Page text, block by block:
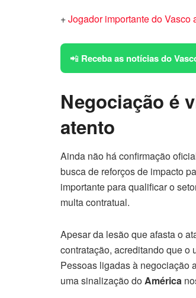
+Jogador importante do
📲 Receba as notícias do
Negociação é
atento
Ainda não há confirmação
busca de reforços de impacto
importante para qualificar o
multa contratual.
Apesar da lesão que afasta o
contratação, acreditando que o
Pessoas ligadas à negociação
uma sinalização doAmérica